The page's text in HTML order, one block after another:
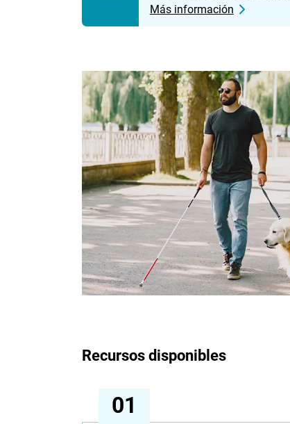
Más información
Recursos disponibles